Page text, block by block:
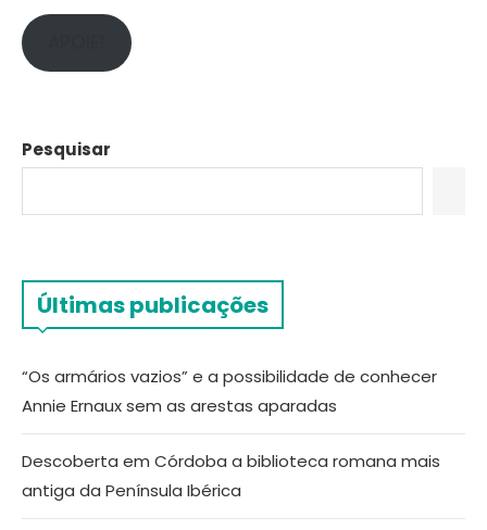
Pesquisar
Últimas publicações
“Os armários vazios” e a possibilidade de conhecer
Annie Ernaux sem as arestas aparadas
Descoberta em Córdoba a biblioteca romana mais
antiga da Península Ibérica